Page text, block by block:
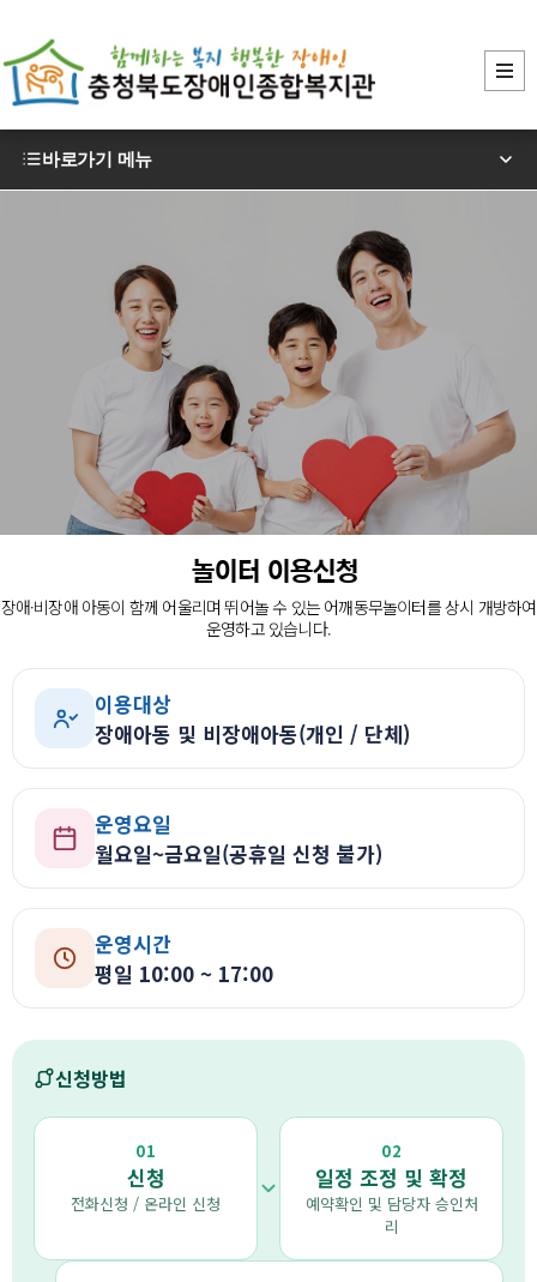
바로가기 메뉴
장애인의 복지증진
늘 처음의 마음으로 함께 하겠습니다.
놀이터 이용신청
장애·비장애 아동이 함께 어울리며 뛰어놀 수 있는 어깨동무놀이터를 상시 개방하여
운영하고 있습니다.
이용대상
장애아동 및 비장애아동(개인 / 단체)
운영요일
월요일~금요일(공휴일 신청 불가)
운영시간
평일 10:00 ~ 17:00
신청방법
01
신청
전화신청 / 온라인 신청
02
일정 조정 및 확정
예약확인 및 담당자 승인처
리